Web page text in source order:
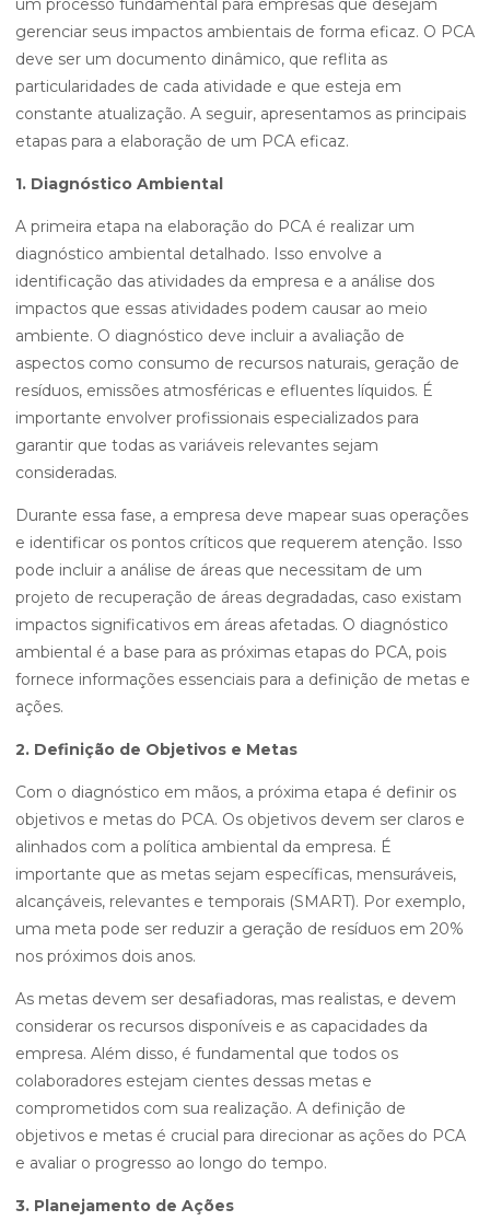
um processo fundamental para empresas que desejam
gerenciar seus impactos ambientais de forma eficaz. O PCA
deve ser um documento dinâmico, que reflita as
particularidades de cada atividade e que esteja em
constante atualização. A seguir, apresentamos as principais
etapas para a elaboração de um PCA eficaz.
1. Diagnóstico Ambiental
A primeira etapa na elaboração do PCA é realizar um
diagnóstico ambiental detalhado. Isso envolve a
identificação das atividades da empresa e a análise dos
impactos que essas atividades podem causar ao meio
ambiente. O diagnóstico deve incluir a avaliação de
aspectos como consumo de recursos naturais, geração de
resíduos, emissões atmosféricas e efluentes líquidos. É
importante envolver profissionais especializados para
garantir que todas as variáveis relevantes sejam
consideradas.
Durante essa fase, a empresa deve mapear suas operações
e identificar os pontos críticos que requerem atenção. Isso
pode incluir a análise de áreas que necessitam de um
projeto de recuperação de áreas degradadas, caso existam
impactos significativos em áreas afetadas. O diagnóstico
ambiental é a base para as próximas etapas do PCA, pois
fornece informações essenciais para a definição de metas e
ações.
2. Definição de Objetivos e Metas
Com o diagnóstico em mãos, a próxima etapa é definir os
objetivos e metas do PCA. Os objetivos devem ser claros e
alinhados com a política ambiental da empresa. É
importante que as metas sejam específicas, mensuráveis,
alcançáveis, relevantes e temporais (SMART). Por exemplo,
uma meta pode ser reduzir a geração de resíduos em 20%
nos próximos dois anos.
As metas devem ser desafiadoras, mas realistas, e devem
considerar os recursos disponíveis e as capacidades da
empresa. Além disso, é fundamental que todos os
colaboradores estejam cientes dessas metas e
comprometidos com sua realização. A definição de
objetivos e metas é crucial para direcionar as ações do PCA
e avaliar o progresso ao longo do tempo.
3. Planejamento de Ações